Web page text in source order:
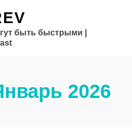
быть быстрыми |
2026